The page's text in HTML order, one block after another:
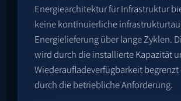
Energiearchitektur für Infrastruktur
keine kontinuierliche
Energielieferung über lange Zyklen.
wird durch die installierte Kapazität
Wiederaufladeverfügbarkeit
durch die betriebliche Anforderung.